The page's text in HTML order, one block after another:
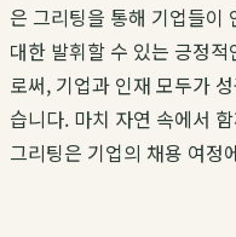
은 그리팅을 통해 기업들이
대한 발휘할 수 있는 긍정적
로써, 기업과 인재 모두가
습니다. 마치 자연 속에서
그리팅은 기업의 채용 여정